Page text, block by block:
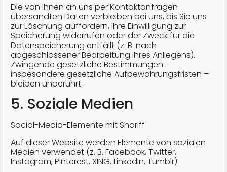
Die von Ihnen an uns per Kontaktanfragen
übersandten Daten verbleiben bei uns, bis Sie uns
zur Löschung auffordern, Ihre Einwilligung zur
Speicherung widerrufen oder der Zweck für die
Datenspeicherung entfällt (z. B. nach
abgeschlossener Bearbeitung Ihres Anliegens).
Zwingende gesetzliche Bestimmungen –
insbesondere gesetzliche Aufbewahrungsfristen –
bleiben unberührt.
5. Soziale Medien
Social-Media-Elemente mit Shariff
Auf dieser Website werden Elemente von sozialen
Medien verwendet (z. B. Facebook, Twitter,
Instagram, Pinterest, XING, LinkedIn, Tumblr).